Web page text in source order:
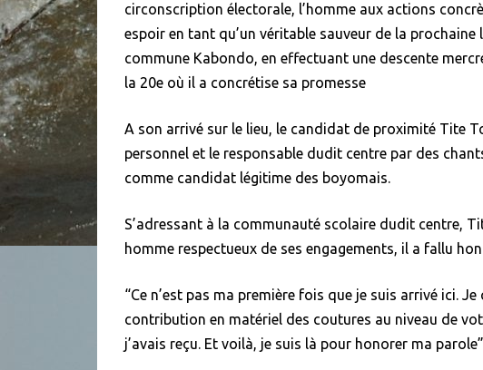
circonscription électorale, l’homme aux actions
espoir en tant qu’un véritable sauveur de la
commune Kabondo, en effectuant une descente
la 20e où il a concrétise sa promesse
A son arrivé sur le lieu, le candidat de proximité Tite
personnel et le responsable dudit centre par des
comme candidat légitime des boyomais.
S’adressant à la communauté scolaire dudit centre,
homme respectueux de ses engagements, il a fallu
“Ce n’est pas ma première fois que je suis arrivé ici.
contribution en matériel des coutures au niveau de
j’avais reçu. Et voilà, je suis là pour honorer ma